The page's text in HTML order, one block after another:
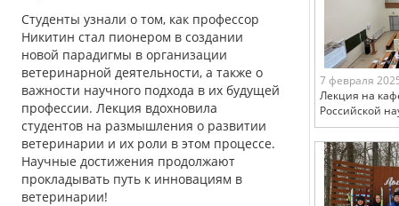
Студенты узнали о том, как профессор
Никитин стал пионером в создании
новой парадигмы в организации
ветеринарной деятельности, а также о
важности научного подхода в их будущей
профессии. Лекция вдохновила
студентов на размышления о развитии
ветеринарии и их роли в этом процессе.
Научные достижения продолжают
прокладывать путь к инновациям в
ветеринарии!
7 февраля
Лекция на
Российской